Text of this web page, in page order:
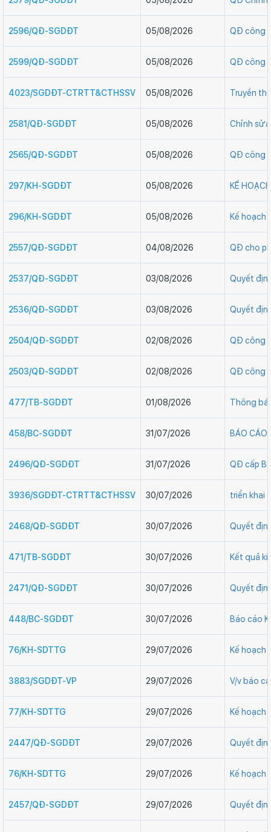
2596/QĐ-SGDĐT 05/08/2026 QĐ công
2599/QĐ-SGDĐT 05/08/2026 QĐ công
4023/SGDĐT-CTRTT&CTHSSV 05/08/2026 Truyền
2581/QĐ-SGDĐT 05/08/2026 Chỉnh sửa
2565/QĐ-SGDĐT 05/08/2026 QĐ công
297/KH-SGDĐT 05/08/2026 KẾ
296/KH-SGDĐT 05/08/2026 Kế hoạch
2557/QĐ-SGDĐT 04/08/2026 QĐ cho
2537/QĐ-SGDĐT 03/08/2026 Quyết
2536/QĐ-SGDĐT 03/08/2026 Quyết
2504/QĐ-SGDĐT 02/08/2026 QĐ công
2503/QĐ-SGDĐT 02/08/2026 QĐ công
477/TB-SGDĐT 01/08/2026 Thông
458/BC-SGDĐT 31/07/2026 BÁO
2496/QĐ-SGDĐT 31/07/2026 QĐ cấp
3936/SGDĐT-CTRTT&CTHSSV 30/07/2026 triển khai
2468/QĐ-SGDĐT 30/07/2026 Quyết
471/TB-SGDĐT 30/07/2026 Kết quả
2471/QĐ-SGDĐT 30/07/2026 Quyết
448/BC-SGDĐT 30/07/2026 Báo cáo
76/KH-SDTTG 29/07/2026 Kế hoạch
3883/SGDĐT-VP 29/07/2026 V/v báo
77/KH-SDTTG 29/07/2026 Kế hoạch
2447/QĐ-SGDĐT 29/07/2026 Quyết
76/KH-SDTTG 29/07/2026 Kế hoạch
2457/QĐ-SGDĐT 29/07/2026 Quyết